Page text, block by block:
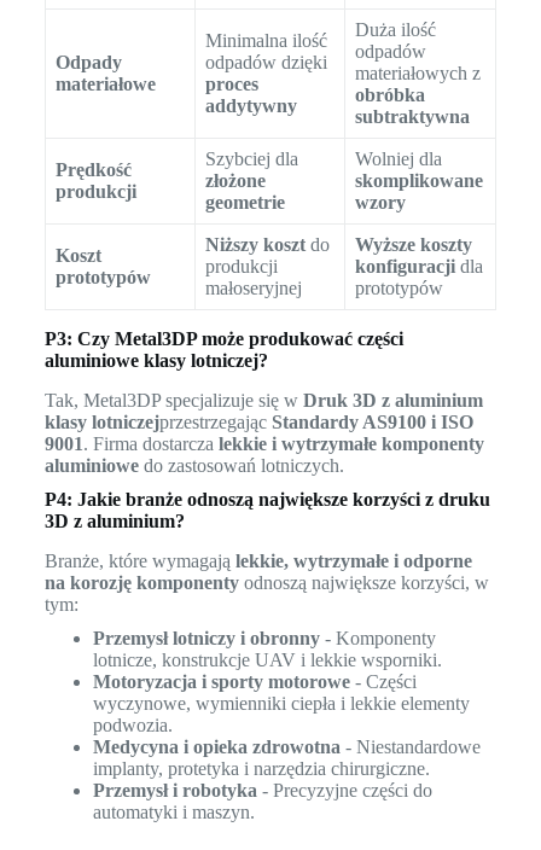
Odpady
materiałowe
Minimalna ilość
odpadów dzięki
proces
addytywny
Duża ilość
odpadów
materiałowych z
obróbka
subtraktywna
Prędkość
produkcji
Szybciej dla
złożone
geometrie
Wolniej dla
skomplikowane
wzory
Koszt
prototypów
Niższy kosztdo
produkcji
małoseryjnej
Wyższe koszty
konfiguracjidla
prototypów
P3: Czy Metal3DP może produkować części
aluminiowe klasy lotniczej?
Tak, Metal3DP specjalizuje się w Druk 3D z aluminium
klasy lotniczejprzestrzegając Standardy AS9100 i ISO
9001. Firma dostarcza lekkie i wytrzymałe komponenty
aluminiowedo zastosowań lotniczych.
P4: Jakie branże odnoszą największe korzyści z druku
3D z aluminium?
Branże, które wymagają lekkie, wytrzymałe i odporne
na korozję komponentyodnoszą największe korzyści, w
tym:
Przemysł lotniczy i obronny- Komponenty
lotnicze, konstrukcje UAV i lekkie wsporniki.
Motoryzacja i sporty motorowe- Części
wyczynowe, wymienniki ciepła i lekkie elementy
podwozia.
Medycyna i opieka zdrowotna - Niestandardowe
implanty, protetyka i narzędzia chirurgiczne.
Przemysł i robotyka - Precyzyjne części do
automatyki i maszyn.